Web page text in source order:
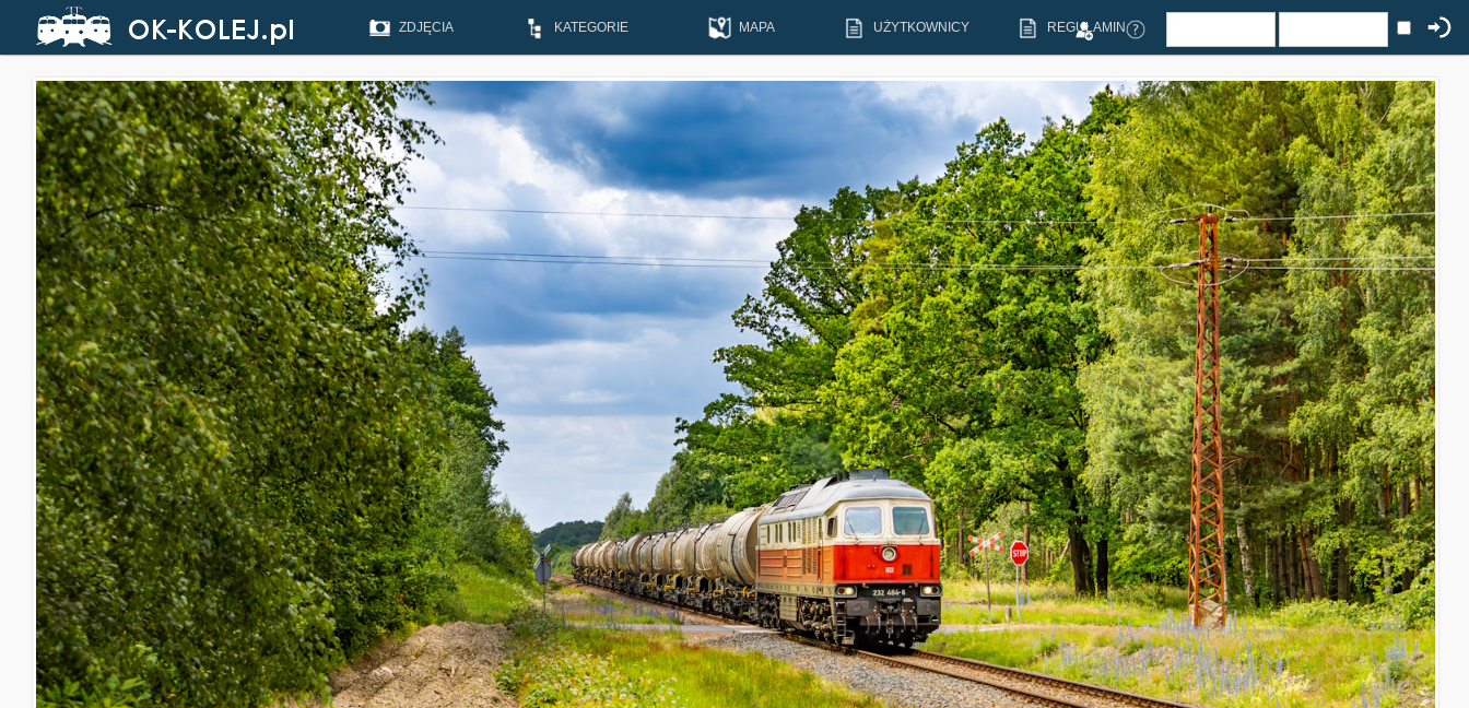
ZDJĘCIA KATEGORIE MAPA UŻYTKOWNICY REGULAMIN